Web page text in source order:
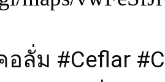
อลั่ม #Ceflar